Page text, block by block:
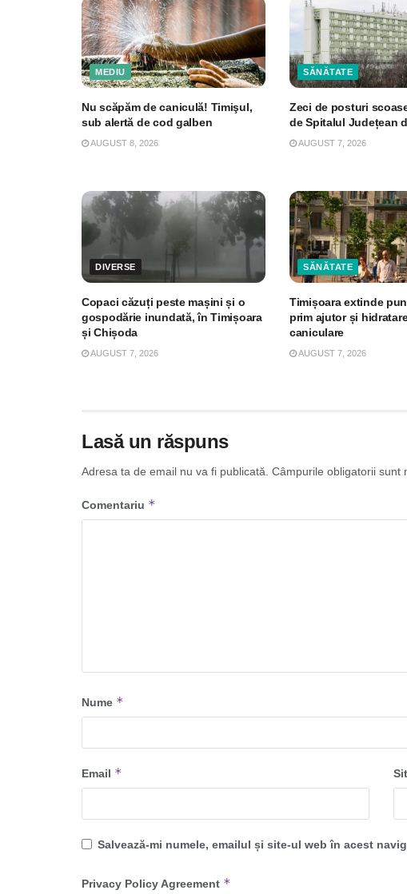
MEDIU
Nu scăpăm de caniculă! Timişul,
sub alertă de cod galben
AUGUST 8, 2026
SĂNĂTATE
Zeci de posturi
de Spitalul Județean
AUGUST 7, 2026
DIVERSE
Copaci căzuți peste mașini și o
gospodărie inundată, în Timișoara
și Chișoda
AUGUST 7, 2026
SĂNĂTATE
Timișoara extinde
prim ajutor și
caniculare
AUGUST 7, 2026
Lasă un răspuns
Adresa ta de email nu va fi publicată. Câmpurile obligatorii sunt
Comentariu *
Nume *
Email *
Salvează-mi numele, emailul și site-ul web în acest
Privacy Policy Agreement *